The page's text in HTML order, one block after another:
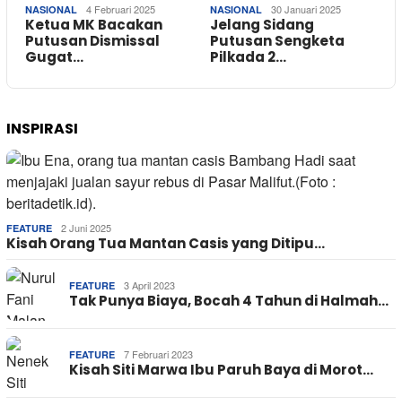
NASIONAL 4 Februari 2025
Ketua MK Bacakan
Putusan Dismissal
Gugat…
NASIONAL 30 Januari 2025
Jelang Sidang
Putusan Sengketa
Pilkada 2…
INSPIRASI
FEATURE 2 Juni 2025
Kisah Orang Tua Mantan Casis yang Ditipu…
FEATURE 3 April 2023
Tak Punya Biaya, Bocah 4 Tahun di Halmah…
FEATURE 7 Februari 2023
Kisah Siti Marwa Ibu Paruh Baya di Morot…